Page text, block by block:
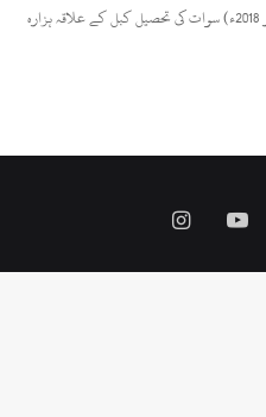
سوات (زما سوات ڈاٹ کام ، تازہ ترین۔ 28 نومبر 2018ء) سوات کی تحصیل کبل کے علاقہ ہزارہ
YouTube